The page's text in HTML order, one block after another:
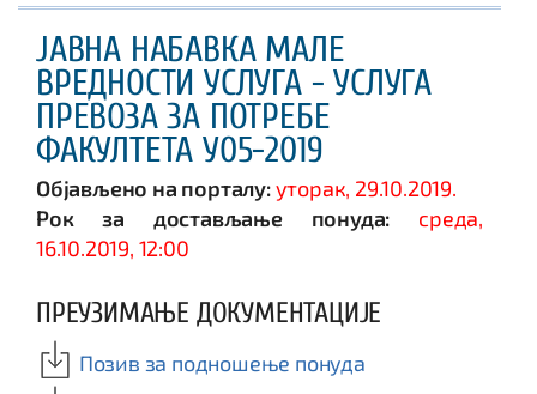
ЈАВНА НАБАВКА МАЛЕ
ВРЕДНОСТИ УСЛУГА - УСЛУГА
ПРЕВОЗА ЗА ПОТРЕБЕ
ФАКУЛТЕТА У05-2019
Објављено на порталу:уторак, 29.10.2019.
Рок за достављање понуда:
среда,
16.10.2019, 12:00
ПРЕУЗИМАЊЕ ДОКУМЕНТАЦИЈЕ
Позив за подношење понуда